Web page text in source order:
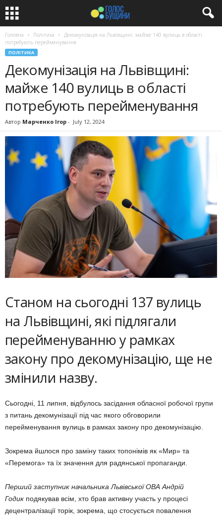
Головна Політика
Декомунізація на Львівщині: майже 140 вулиць в області
потребують перейменування
ПОЛІТИКА
Декомунізація на Львівщині:
майже 140 вулиць в області
потребують перейменування
Автор Марченко Ігор - July 12, 2024
Станом на сьогодні 137 вулиць
на Львівщині, які підлягали
перейменуванню у рамках
закону про декомунізацію, ще не
змінили назву.
Сьогодні, 11 липня, відбулось засідання обласної робочої групи
з питань декомунізації під час якого обговорили
перейменування вулиць в рамках закону про декомунізацію.
Зокрема йшлося про заміну таких топонімів як «Мир» та
«Перемога» та їх значення для радянської пропаганди.
Перший заступник начальника Львівської ОВА Андрій
Годик подякував всім, хто брав активну участь у процесі
децентралізації торік, зокрема, що стосується повалення